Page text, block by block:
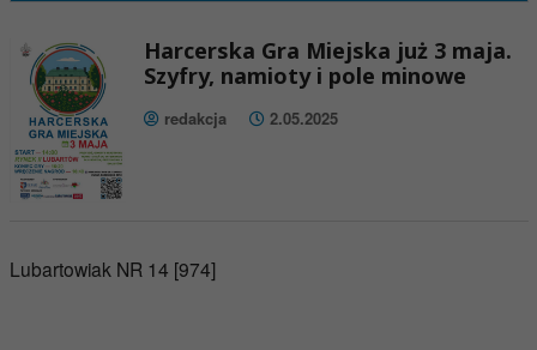
Harcerska Gra Miejska już 3 maja.
Szyfry, namioty i pole minowe
redakcja 2.05.2025
Lubartowiak NR 14 [974]